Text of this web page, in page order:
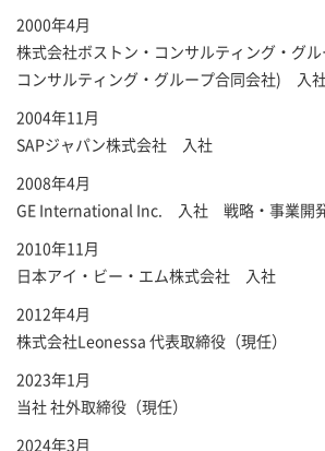
2000年4月
株式会社ボストン・コンサルティング・グ
コンサルティング・グループ合同会社) 入
2004年11月
SAPジャパン株式会社 入社
2008年4月
GE International Inc. 入社 戦略・事業開
2010年11月
日本アイ・ビー・エム株式会社 入社
2012年4月
株式会社Leonessa 代表取締役（現任）
2023年1月
当社 社外取締役（現任）
2024年3月